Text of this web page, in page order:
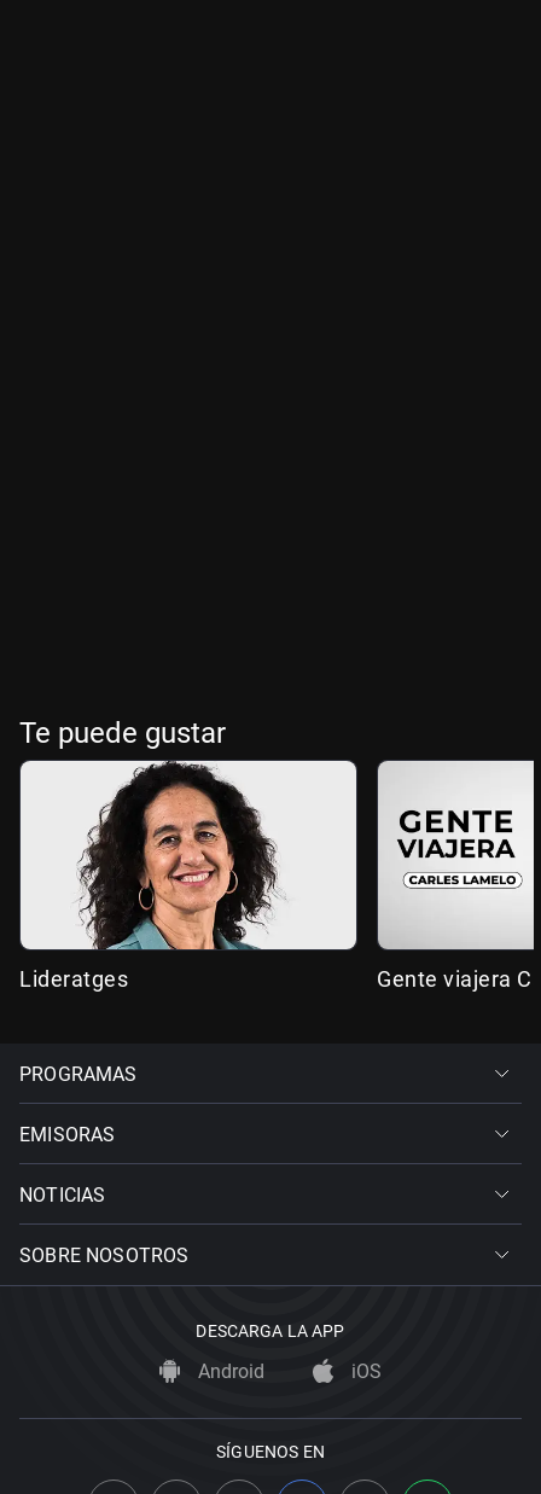
Te puede gustar
Lideratges Gente viajera
PROGRAMAS
EMISORAS
NOTICIAS
SOBRE NOSOTROS
DESCARGA LA APP
Android iOS
SÍGUENOS EN